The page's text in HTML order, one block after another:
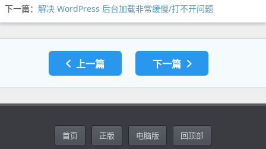
下一篇： 解决 WordPress 后台加载非常缓慢/打不开问题
上一篇 下一篇
首页 正版 电脑版 回顶部